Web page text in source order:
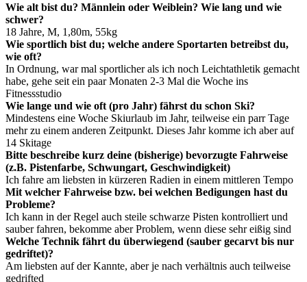
Wie alt bist du? Männlein oder Weiblein? Wie lang und wie
schwer?
18 Jahre, M, 1,80m, 55kg
Wie sportlich bist du; welche andere Sportarten betreibst du,
wie oft?
In Ordnung, war mal sportlicher als ich noch Leichtathletik gemacht
habe, gehe seit ein paar Monaten 2-3 Mal die Woche ins
Fitnessstudio
Wie lange und wie oft (pro Jahr) fährst du schon Ski?
Mindestens eine Woche Skiurlaub im Jahr, teilweise ein parr Tage
mehr zu einem anderen Zeitpunkt. Dieses Jahr komme ich aber auf
14 Skitage
Bitte beschreibe kurz deine (bisherige) bevorzugte Fahrweise
(z.B. Pistenfarbe, Schwungart, Geschwindigkeit)
Ich fahre am liebsten in kürzeren Radien in einem mittleren Tempo
Mit welcher Fahrweise bzw. bei welchen Bedigungen hast du
Probleme?
Ich kann in der Regel auch steile schwarze Pisten kontrolliert und
sauber fahren, bekomme aber Problem, wenn diese sehr eißig sind
Welche Technik fährt du überwiegend (sauber gecarvt bis nur
gedriftet)?
Am liebsten auf der Kannte, aber je nach verhältnis auch teilweise
gedrifted